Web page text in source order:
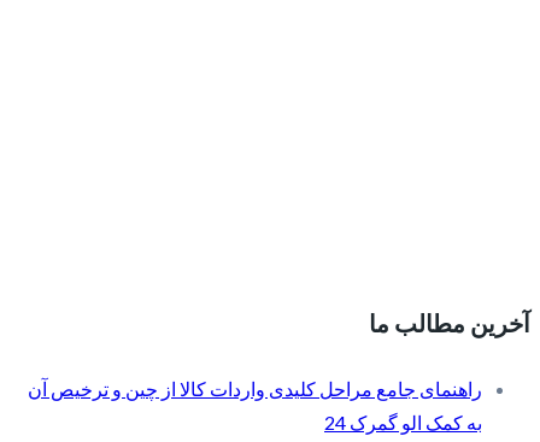
آخرین مطالب ما
راهنمای جامع مراحل کلیدی واردات کالا از چین و ترخیص آن
به کمک الو گمرک 24